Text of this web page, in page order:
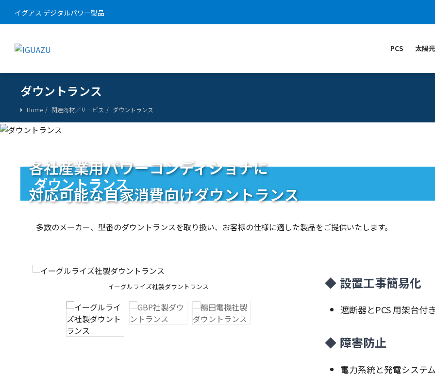
イグアス デジタルパワー製品
PCS 太陽
ダウントランス
Home 関連商材／サービス ダウントランス
各社産業用パワーコンディショナに
対応可能な自家消費向けダウントランス
ダウントランス
多数のメーカー、型番のダウントランスを取り扱い、お客様の仕様に適した製品をご提供いたします。
イーグルライズ社製ダウントランス
GBP社製ダウントランス 設置工事簡易化
遮断器とPCS 用架台付
障害防止
電力系統と発電システ